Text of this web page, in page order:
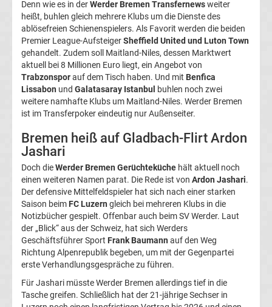
Berlin
Transfergerüchte
1.
FSV
05
Transfergerüchte
Alemannia
Aachen
Arminia
Denn wie es in derWerder Bremen Transfernewsweiter
heißt, buhlen gleich mehrere Klubs um die Dienste des
ablösefreien Schienenspielers. Als Favorit werden die beiden
Premier League-AufsteigerSheffield United und Luton Town
gehandelt. Zudem soll Maitland-Niles, dessen Marktwert
aktuell bei 8 Millionen Euro liegt, ein Angebot von
Trabzonsporauf dem Tisch haben. Und mit Benfica
Lissabon und Galatasaray Istanbul buhlen noch zwei
weitere namhafte Klubs um Maitland-Niles. Werder Bremen
ist im Transferpoker eindeutig nur Außenseiter.
Bremen heiß auf Gladbach-Flirt Ardon
Jashari
Doch dieWerder Bremen Gerüchteküche hält aktuell noch
einen weiteren Namen parat. Die Rede ist von Ardon Jashari.
Der defensive Mittelfeldspieler hat sich nach einer starken
Saison beim FC Luzern gleich bei mehreren Klubs in die
Notizbücher gespielt. Offenbar auch beim SV Werder. Laut
der „Blick“ aus der Schweiz, hat sich Werders
Geschäftsführer Sport Frank Baumann auf den Weg
Richtung Alpenrepublik begeben, um mit der Gegenpartei
erste Verhandlungsgespräche zu führen.
Für Jashari müsste Werder Bremen allerdings tief in die
Tasche greifen. Schließlich hat der 21-jährige Sechser in